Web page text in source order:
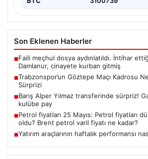
Son Eklenen Haberler
■Faili meçhul dosya aydınlatıldı. İntihar
Damlanur, cinayete kurban gitmiş
■Trabzonspor’un Göztepe Maçı Kadrosu
Sürprizi
■Barış Alper Yılmaz transferinde sürpriz!
kulübe pay
■Petrol fiyatları 25 Mayıs: Petrol fiyatları
oldu? Brent petrol varil fiyatı ne kadar?
■Yatırım araçlarının haftalık performansı